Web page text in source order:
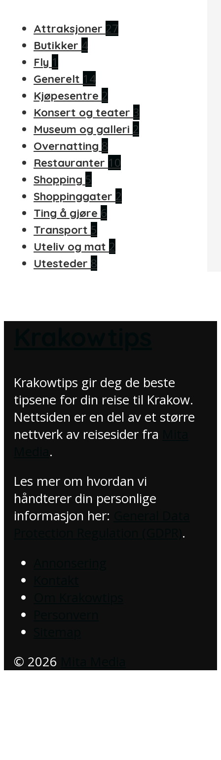
Attraksjoner 27
Butikker 4
Fly 1
Generelt 14
Kjøpesentre 2
Konsert og teater 3
Museum og galleri 2
Overnatting 8
Restauranter 10
Shopping 5
Shoppinggater 2
Ting å gjøre 6
Transport 5
Uteliv og mat 2
Utesteder 8
Krakowtips gir deg de beste
tipsene for din reise til Krakow.
Nettsiden er en del av et større
nettverk av reisesider fra
.
Les mer om hvordan vi
håndterer din personlige
informasjon her:
.
© 2026